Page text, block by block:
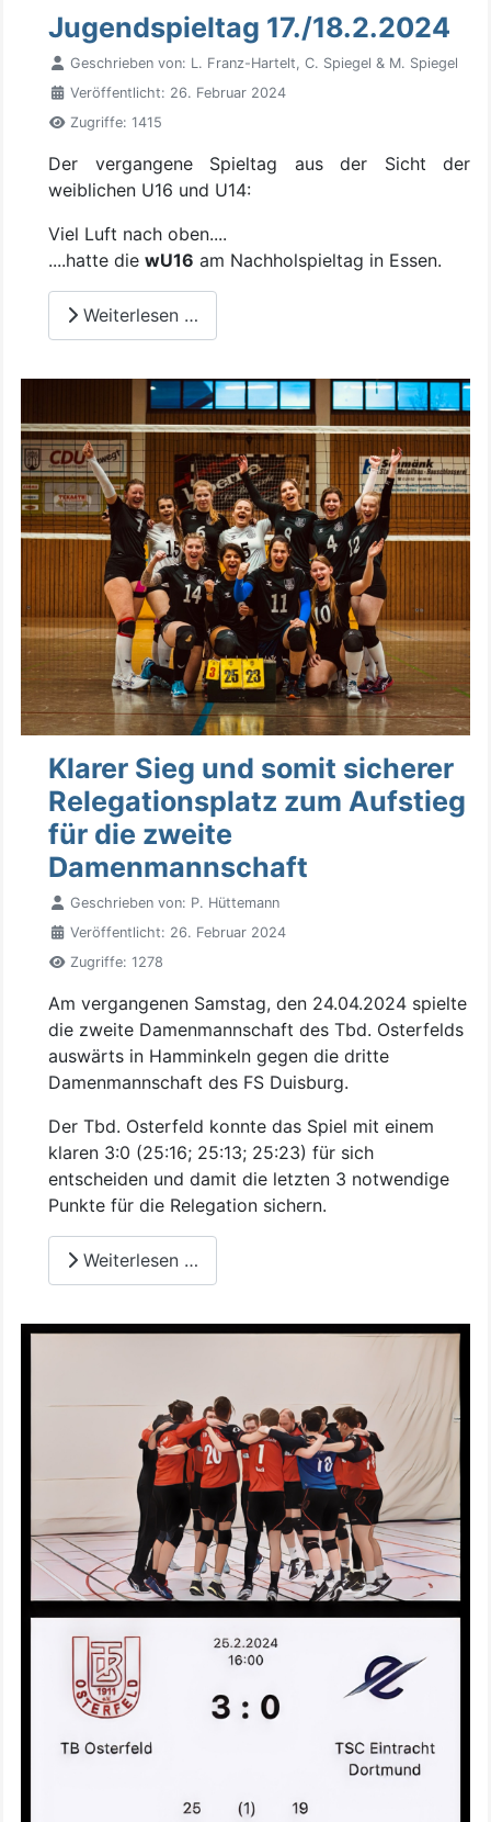
Jugendspieltag 17./18.2.2024
Geschrieben von: L. Franz-Hartelt, C. Spiegel & M. Spiegel
Veröffentlicht: 26. Februar 2024
Zugriffe: 1415
Der vergangene Spieltag aus der Sicht der
weiblichen U16 und U14:
Viel Luft nach oben....
....hatte die wU16 am Nachholspieltag in Essen.
Weiterlesen …
Klarer Sieg und somit sicherer
Relegationsplatz zum Aufstieg
für die zweite
Damenmannschaft
Geschrieben von: P. Hüttemann
Veröffentlicht: 26. Februar 2024
Zugriffe: 1278
Am vergangenen Samstag, den 24.04.2024 spielte
die zweite Damenmannschaft des Tbd. Osterfelds
auswärts in Hamminkeln gegen die dritte
Damenmannschaft des FS Duisburg.
Der Tbd. Osterfeld konnte das Spiel mit einem
klaren 3:0 (25:16; 25:13; 25:23) für sich
entscheiden und damit die letzten 3 notwendige
Punkte für die Relegation sichern.
Weiterlesen …